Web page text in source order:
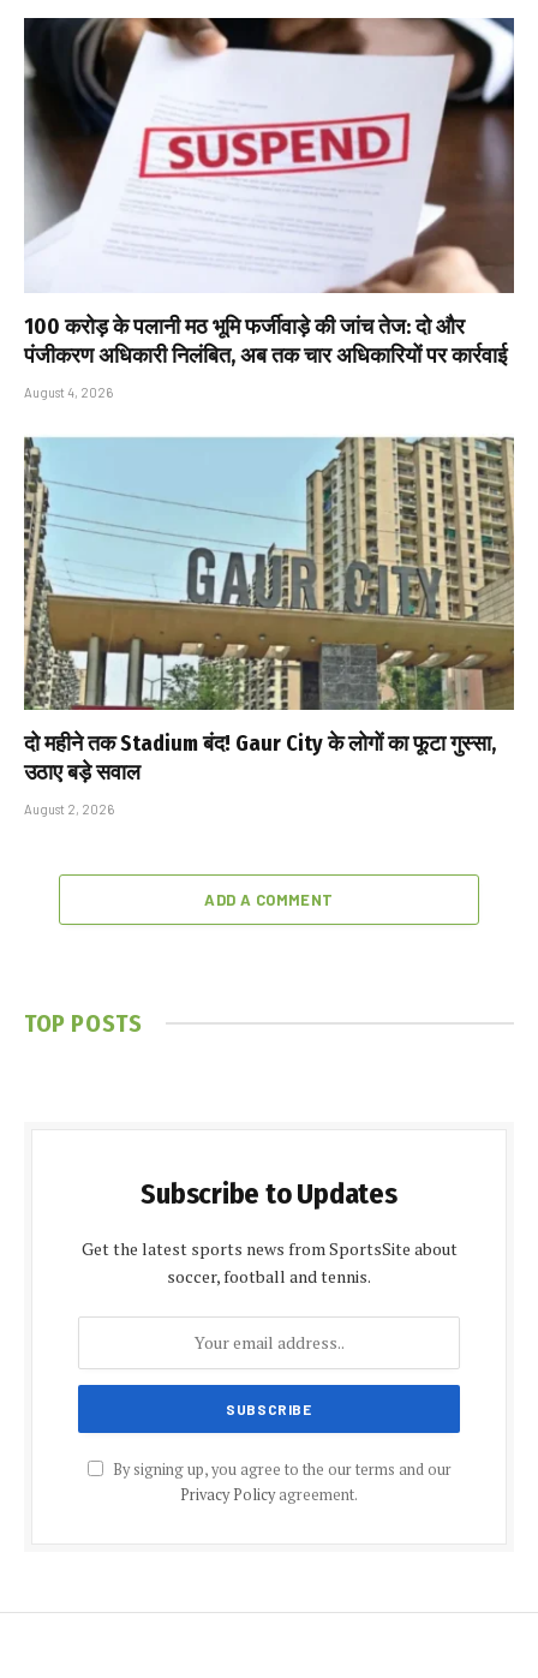
₹100 करोड़ के पलानी मठ भूमि फर्जीवाड़े की जांच तेज: दो और
पंजीकरण अधिकारी निलंबित, अब तक चार अधिकारियों पर कार्रवाई
August 4, 2026
दो महीने तक Stadium बंद! Gaur City के लोगों का फूटा गुस्सा,
उठाए बड़े सवाल
August 2, 2026
ADD A COMMENT
TOP POSTS
Subscribe to Updates
Get the latest sports news from SportsSite about
soccer, football and tennis.
By signing up, you agree to the our terms and our
Privacy Policyagreement.